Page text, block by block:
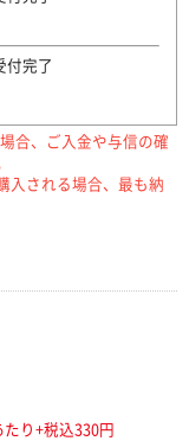
付完了
合、ご入金や与信の確
入される場合、最も納
たり+税込330円